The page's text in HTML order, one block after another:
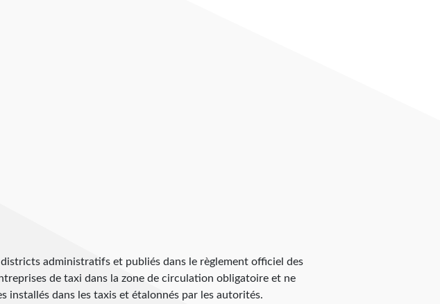
administratifs et publiés dans le règlement officiel des
de taxi dans la zone de circulation obligatoire et ne
installés dans les taxis et étalonnés par les autorités.